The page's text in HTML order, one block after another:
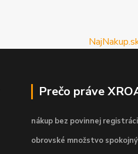
Prečo práve
nákup bez povinnej
obrovské množstvo